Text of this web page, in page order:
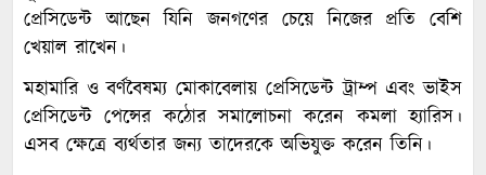
প্রেসিডেন্ট আছেন যিনি জনগণের চেয়ে নিজের প্রতি বেশি
খেয়াল রাখেন।
মহামারি ও বর্ণবৈষম্য মোকাবেলায় প্রেসিডেন্ট ট্রাম্প এবং ভাইস
প্রেসিডেন্ট পেন্সের কঠোর সমালোচনা করেন কমলা হ্যারিস।
এসব ক্ষেত্রে ব্যর্থতার জন্য তাদেরকে অভিযুক্ত করেন তিনি।